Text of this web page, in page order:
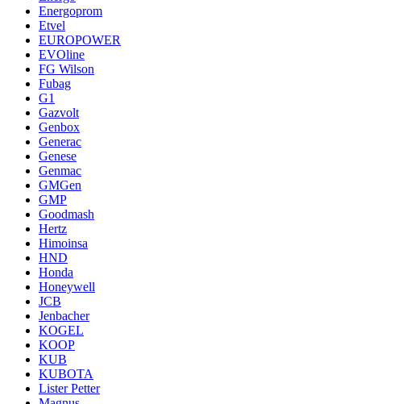
Energoprom
Etvel
EUROPOWER
EVOline
FG Wilson
Fubag
G1
Gazvolt
Genbox
Generac
Genese
Genmac
GMGen
GMP
Goodmash
Hertz
Himoinsa
HND
Honda
Honeywell
JCB
Jenbacher
KOGEL
KOOP
KUB
KUBOTA
Lister Petter